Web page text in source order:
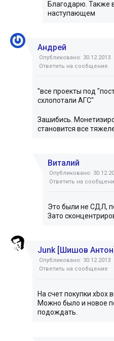
Благодарю. Также
наступающем
Андрей
Опубликовано: 30.12.2013
Ответить на сообщение
"все проекты под
схлопотали АГС"
Зашибись.
становится все
Виталий
Опубликовано:
Ответить на
Это были не СДЛ,
Зато
Junk [Шишов Антон]
Опубликовано: 30.12.2013
Ответить на сообщение
На счет покупки xbox
Можно было и новое
подождать.